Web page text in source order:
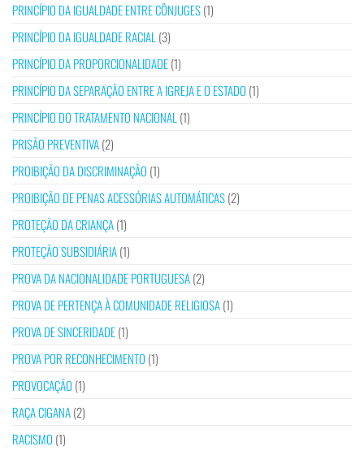
PRINCÍPIO DA IGUALDADE ENTRE CÔNJUGES(1)
PRINCÍPIO DA IGUALDADE RACIAL (3)
PRINCÍPIO DA PROPORCIONALIDADE(1)
PRINCÍPIO DA SEPARAÇÃO ENTRE A IGREJA E O ESTADO (1)
PRINCÍPIO DO TRATAMENTO NACIONAL (1)
PRISÃO PREVENTIVA(2)
PROIBIÇÃO DA DISCRIMINAÇÃO (1)
PROIBIÇÃO DE PENAS ACESSÓRIAS AUTOMÁTICAS(2)
PROTEÇÃO DA CRIANÇA(1)
PROTEÇÃO SUBSIDIÁRIA(1)
PROVA DA NACIONALIDADE PORTUGUESA(2)
PROVA DE PERTENÇA À COMUNIDADE RELIGIOSA(1)
PROVA DE SINCERIDADE(1)
PROVA POR RECONHECIMENTO (1)
PROVOCAÇÃO (1)
RAÇA CIGANA(2)
RACISMO (1)